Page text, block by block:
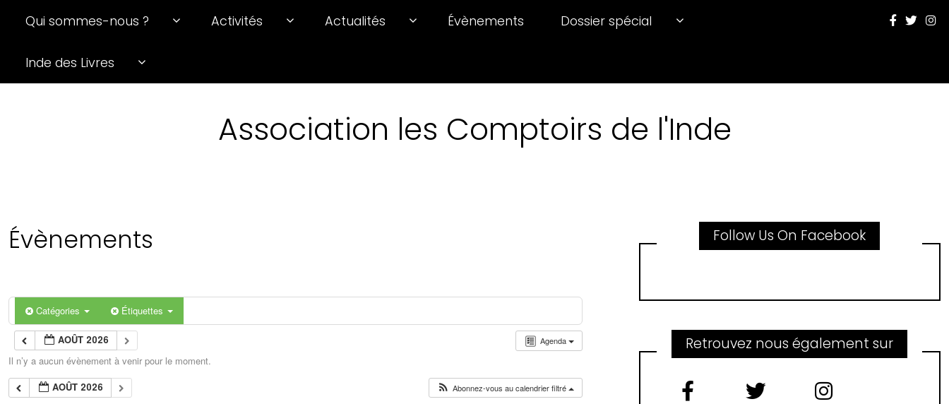
Qui sommes-nous ? Activités Actualités Évènements Dossier spécial
Inde des Livres
Association les Comptoirs de l'Inde
Évènements
Catégories Étiquettes
Agenda
AOÛT 2026
Il n’y a aucun évènement à venir pour le moment.
AOÛT 2026
Abonnez-vous au calendrier filtré
Follow Us On Facebook
Retrouvez nous également sur